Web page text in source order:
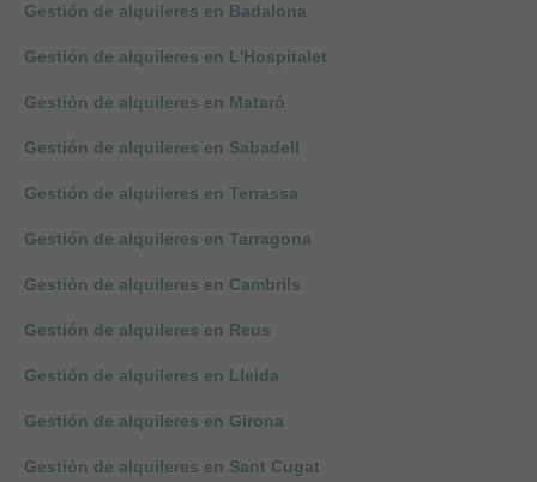
Gestión de alquileres en Badalona
Gestión de alquileres en L'Hospitalet
Gestión de alquileres en Mataró
Gestión de alquileres en Sabadell
Gestión de alquileres en Terrassa
Gestión de alquileres en Tarragona
Gestión de alquileres en Cambrils
Gestión de alquileres en Reus
Gestión de alquileres en Lleida
Gestión de alquileres en Girona
Gestión de alquileres en Sant Cugat